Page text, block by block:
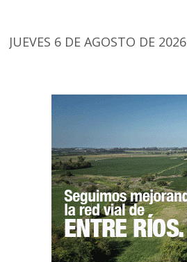
JUEVES 6 DE AGOSTO DE 2026